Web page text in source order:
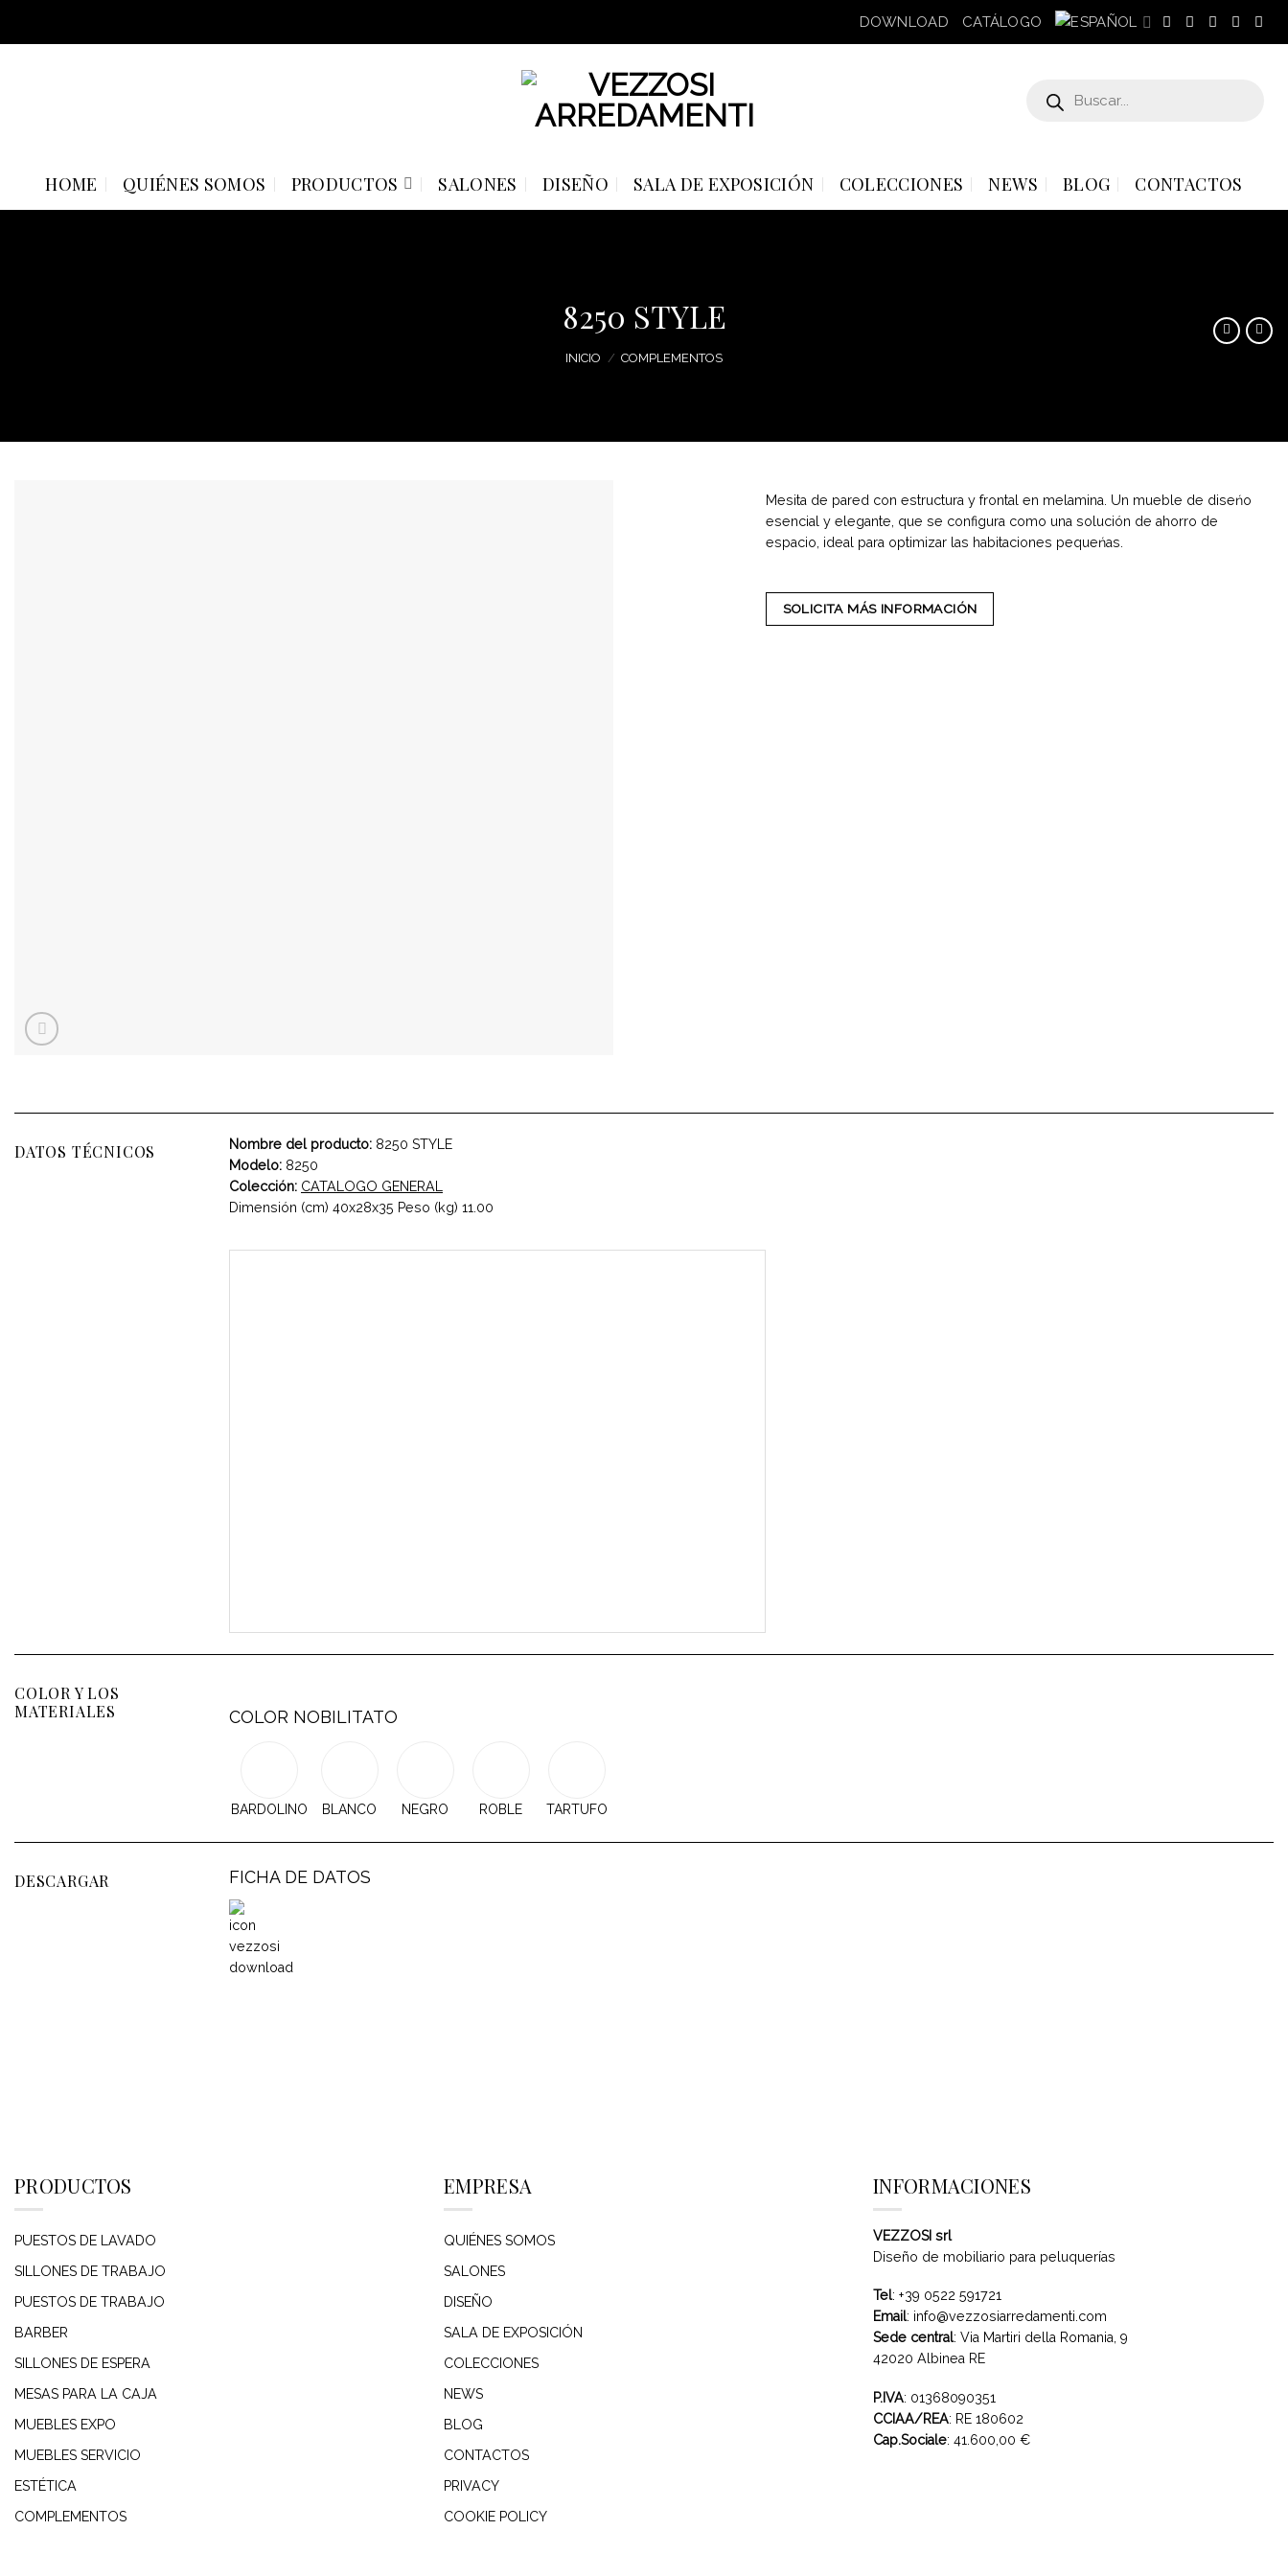
DOWNLOAD CATÁLOGO
productos
HOME QUIÉNES SOMOS PRODUCTOS SALONES DISEÑO SALA DE EXPOSICIÓN COLECCIONES NEWS BLOG CONTACTOS
8250 STYLE
INICIO / COMPLEMENTOS
Mesita de pared con estructura y frontal en melamina. Un mueble de diseńo
esencial y elegante, que se configura como una solución de ahorro de
espacio, ideal para optimizar las habitaciones pequeńas.
SOLICITA MÁS INFORMACIÓN
DATOS TÉCNICOS Nombre del producto: 8250 STYLE
Modelo: 8250
Colección: CATALOGO GENERAL
Dimensión (cm) 40x28x35 Peso (kg) 11.00
COLOR Y LOS
MATERIALES
COLOR NOBILITATO
BARDOLINO BLANCO NEGRO ROBLE TARTUFO
DESCARGAR FICHA DE DATOS
PRODUCTOS
PUESTOS DE LAVADO
SILLONES DE TRABAJO
PUESTOS DE TRABAJO
BARBER
SILLONES DE ESPERA
MESAS PARA LA CAJA
MUEBLES EXPO
MUEBLES SERVICIO
ESTÉTICA
COMPLEMENTOS
EMPRESA
QUIÉNES SOMOS
SALONES
DISEÑO
SALA DE EXPOSICIÓN
COLECCIONES
NEWS
BLOG
CONTACTOS
PRIVACY
COOKIE POLICY
INFORMACIONES
VEZZOSI srl
Diseño de mobiliario para peluquerías
Tel: +39 0522 591721
Email: info@vezzosiarredamenti.com
Sede central: Via Martiri della Romania, 9
42020 Albinea RE
P.IVA: 01368090351
CCIAA/REA: RE 180602
Cap.Sociale: 41.600,00 €